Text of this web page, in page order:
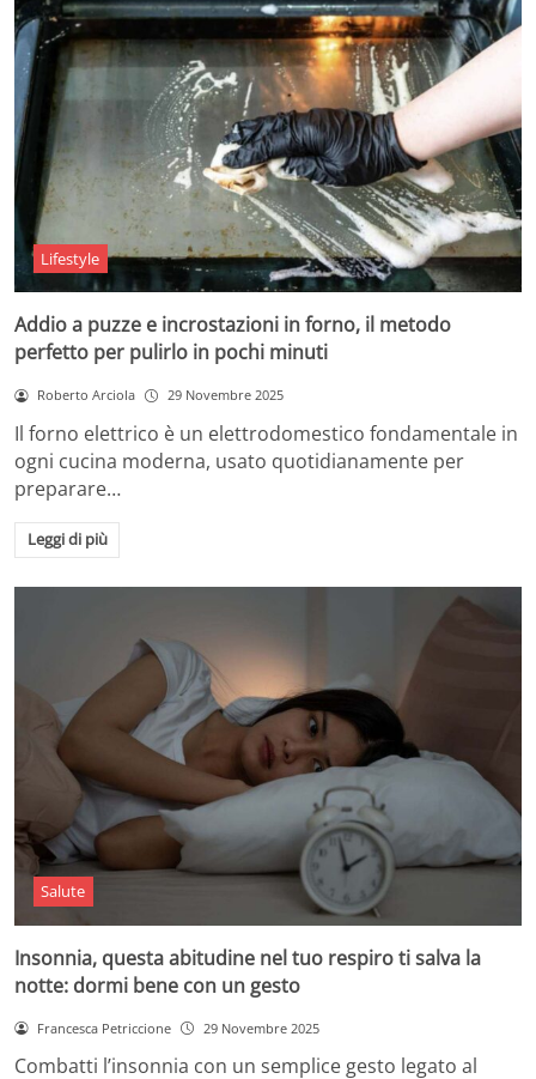
Lifestyle
Addio a puzze e incrostazioni in forno, il metodo
perfetto per pulirlo in pochi minuti
Roberto Arciola 29 Novembre 2025
Il forno elettrico è un elettrodomestico fondamentale in
ogni cucina moderna, usato quotidianamente per
preparare…
Leggi di più
Salute
Insonnia, questa abitudine nel tuo respiro ti salva la
notte: dormi bene con un gesto
Francesca Petriccione 29 Novembre 2025
Combatti l’insonnia con un semplice gesto legato al